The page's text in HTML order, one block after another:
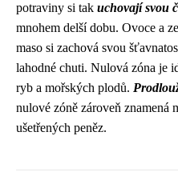
potraviny si tak uchovají svou
mnohem delší dobu. Ovoce a
maso si zachová svou
lahodné chuti. Nulová zóna je
ryb a mořských plodů.
nulové zóně zároveň znamená
ušetřených peněz.